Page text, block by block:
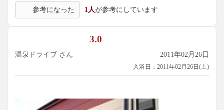
参考になった 1人が参考にしています
3.0
温泉ドライブ さん 2011年02月26日
入浴日：2011年02月26日(土)